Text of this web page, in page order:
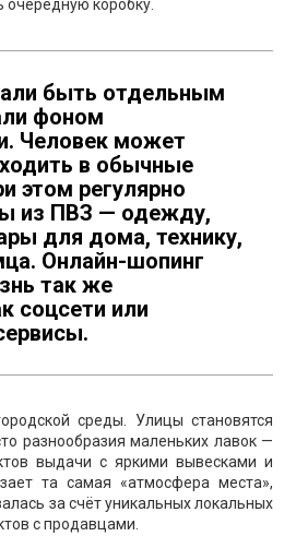
коробку.
быть отдельным
фоном
Человек может
в обычные
этом регулярно
из ПВЗ — одежду,
для дома, технику,
Онлайн-шопинг
так же
соцсети или
среды. Улицы становятся
разнообразия маленьких лавок —
выдачи с яркими вывесками и
та самая «атмосфера места»,
за счёт уникальных локальных
с продавцами.